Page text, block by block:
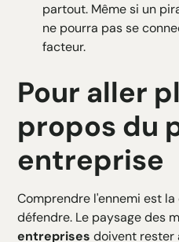
partout. Même si un
ne pourra pas se
facteur.
Pour aller
propos du
entreprise
Comprendre l'ennemi est
défendre. Le paysage des
entreprises doivent rester